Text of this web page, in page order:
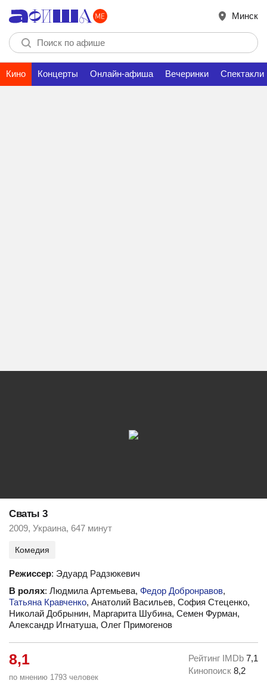
Минск
Кино Концерты Онлайн-афиша Вечеринки Спектакли
Сваты 3
2009, Украина, 647 минут
Комедия
Режиссер: Эдуард Радзюкевич
В ролях: Людмила Артемьева, Федор Добронравов,
Татьяна Кравченко, Анатолий Васильев, София Стеценко,
Николай Добрынин, Маргарита Шубина, Семен Фурман,
Александр Игнатуша, Олег Примогенов
8,1
по мнению 1793 человек
Рейтинг IMDb 7,1
Кинопоиск 8,2